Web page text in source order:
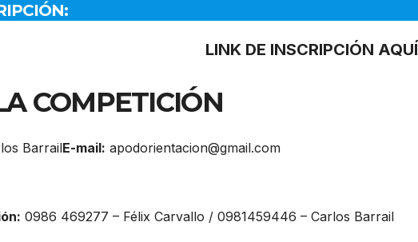
LINK DE INSCRIPCIÓN AQUÍ
COMPETICIÓN
BarrailE-mail: apodorientacion@gmail.com
0986 469277 – Félix Carvallo / 0981459446 – Carlos Barrail